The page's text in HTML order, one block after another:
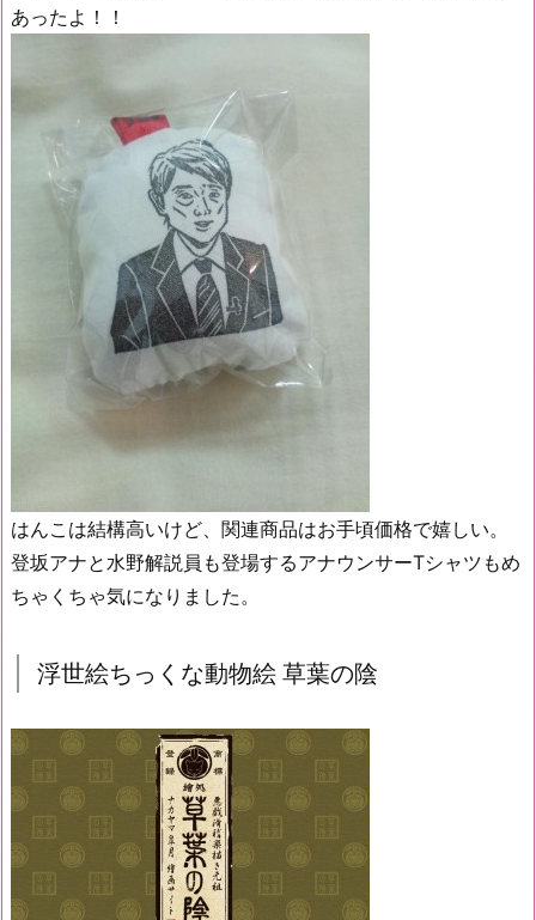
あったよ！！
はんこは結構高いけど、関連商品はお手頃価格で嬉しい。
登坂アナと水野解説員も登場するアナウンサーTシャツもめ
ちゃくちゃ気になりました。
浮世絵ちっくな動物絵 草葉の陰